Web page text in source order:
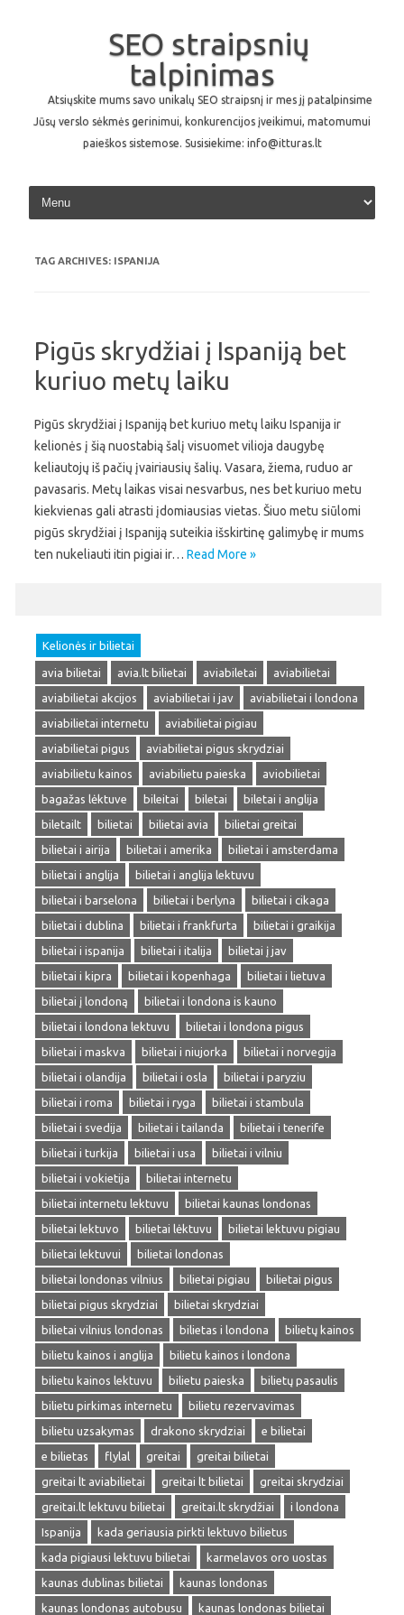
SEO straipsnių
talpinimas
Atsiųskite mums savo unikalų SEO straipsnį ir mes jį patalpinsime
Jūsų verslo sėkmės gerinimui, konkurencijos įveikimui, matomumui
paieškos sistemose. Susisiekime: info@itturas.lt
Skip to content
TAG ARCHIVES: ISPANIJA
Pigūs skrydžiai į Ispaniją bet
kuriuo metų laiku
Pigūs skrydžiai į Ispaniją bet kuriuo metų laiku Ispanija ir
kelionės į šią nuostabią šalį visuomet vilioja daugybę
keliautojų iš pačių įvairiausių šalių. Vasara, žiema, ruduo ar
pavasaris. Metų laikas visai nesvarbus, nes bet kuriuo metu
kiekvienas gali atrasti įdomiausias vietas. Šiuo metu siūlomi
pigūs skrydžiai į Ispaniją suteikia išskirtinę galimybę ir mums
ten nukeliauti itin pigiai ir… Read More »
Kelionės ir bilietai
avia bilietai avia.lt bilietai aviabiletai
aviabilietai
aviabilietai akcijos
aviabilietai i jav
aviabilietai i londona
aviabilietai internetu
aviabilietai pigiau
aviabilietai pigus
aviabilietai pigus skrydziai
aviabilietu kainos
aviabilietu paieska
aviobilietai
bagažas lėktuve
bileitai biletai
biletai i anglija
biletailt
bilietai bilietai avia
bilietai greitai
bilietai i airija
bilietai i amerika
bilietai i amsterdama
bilietai i anglija
bilietai i anglija lektuvu
bilietai i barselona
bilietai i berlyna
bilietai i cikaga
bilietai i dublina
bilietai i frankfurta
bilietai i graikija
bilietai i ispanija
bilietai i italija
bilietai į jav
bilietai i kipra
bilietai i kopenhaga
bilietai i lietuva
bilietai į londoną
bilietai i londona is kauno
bilietai i londona lektuvu
bilietai i londona pigus
bilietai i maskva
bilietai i niujorka
bilietai i norvegija
bilietai i olandija
bilietai i osla
bilietai i paryziu
bilietai i roma
bilietai i ryga
bilietai i stambula
bilietai i svedija
bilietai i tailanda
bilietai i tenerife
bilietai i turkija
bilietai i usa
bilietai i vilniu
bilietai i vokietija
bilietai internetu
bilietai internetu lektuvu
bilietai kaunas londonas
bilietai lektuvo
bilietai lėktuvu
bilietai lektuvu pigiau
bilietai lektuvui
bilietai londonas
bilietai londonas vilnius
bilietai pigiau
bilietai pigus
bilietai pigus skrydziai
bilietai skrydziai
bilietai vilnius londonas
bilietas i londona
bilietų kainos
bilietu kainos i anglija
bilietu kainos i londona
bilietu kainos lektuvu
bilietu paieska
bilietų pasaulis
bilietu pirkimas internetu
bilietu rezervavimas
bilietu uzsakymas
drakono skrydziai
e bilietai
e bilietas
flylal greitai
greitai bilietai
greitai lt aviabilietai
greitai lt bilietai
greitai skrydziai
greitai.lt lektuvu bilietai
greitai.lt skrydžiai
i londona
Ispanija
kada geriausia pirkti lektuvo bilietus
kada pigiausi lektuvu bilietai
karmelavos oro uostas
kaunas dublinas bilietai
kaunas londonas
kaunas londonas autobusu
kaunas londonas bilietai